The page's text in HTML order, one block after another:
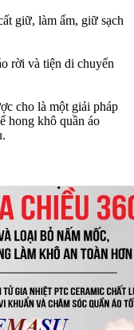
giữ, làm ấm, giữ sạch
rời và tiện di chuyển
cho là một giải pháp
hong khô quần áo